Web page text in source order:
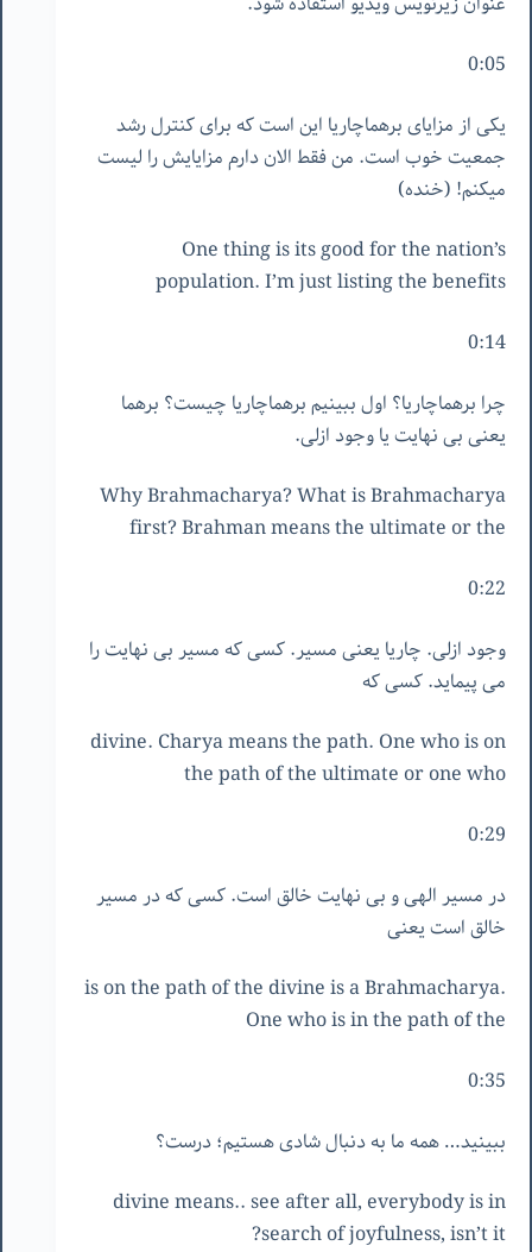
0:05
یکی از مزایای برهماچاریا این است که برای کنترل رشد
جمعیت خوب است. من فقط الان دارم مزایایش را لیست
میکنم! (خنده)
One thing is its good for the nation’s
population. I’m just listing the benefits
0:14
چرا برهماچاریا؟ اول ببینیم برهماچاریا چیست؟ برهما
یعنی بی نهایت یا وجود ازلی.
Why Brahmacharya? What is Brahmacharya
first? Brahman means the ultimate or the
0:22
وجود ازلی. چاریا یعنی مسیر. کسی که مسیر بی نهایت را
می پیماید. کسی که
divine. Charya means the path. One who is on
the path of the ultimate or one who
0:29
در مسیر الهی و بی نهایت خالق است. کسی که در مسیر
خالق است یعنی
is on the path of the divine is a Brahmacharya.
One who is in the path of the
0:35
ببینید… همه ما به دنبال شادی هستیم؛ درست؟
divine means.. see after all, everybody is in
search of joyfulness, isn’t it?